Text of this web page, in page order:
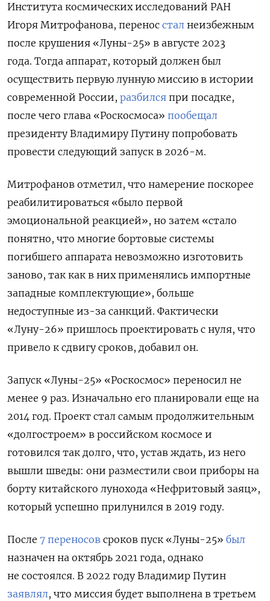
Института космических исследований РАН
Игоря Митрофанова, перенос стал неизбежным
после крушения «Луны-25» в августе 2023
года. Тогда аппарат, который должен был
осуществить первую лунную миссию в истории
современной России, разбился при посадке,
после чего глава «Роскосмоса» пообещал
президенту Владимиру Путину попробовать
провести следующий запуск в 2026-м.
Митрофанов отметил, что намерение поскорее
реабилитироваться «было первой
эмоциональной реакцией», но затем «стало
понятно, что многие бортовые системы
погибшего аппарата невозможно изготовить
заново, так как в них применялись импортные
западные комплектующие», больше
недоступные из-за санкций. Фактически
«Луну-26» пришлось проектировать с нуля, что
привело к сдвигу сроков, добавил он.
Запуск «Луны-25» «Роскосмос» переносил не
менее 9 раз. Изначально его планировали еще на
2014 год. Проект стал самым продолжительным
«долгостроем» в российском космосе и
готовился так долго, что, устав ждать, из него
вышли шведы: они разместили свои приборы на
борту китайского лунохода «Нефритовый заяц»,
который успешно прилунился в 2019 году.
После 7 переносов сроков пуск «Луны-25» был
назначен на октябрь 2021 года, однако
не состоялся. В 2022 году Владимир Путин
заявлял, что миссия будет выполнена в третьем